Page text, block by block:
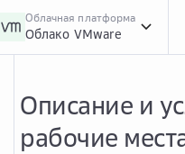
Облачная платформа
Облако VMware
Описание и
рабочие